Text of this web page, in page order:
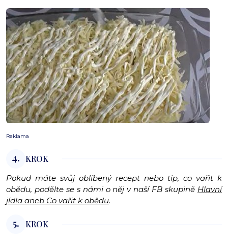
Reklama
4. KROK
Pokud máte svůj oblíbený recept nebo tip, co vařit k
obědu, podělte se s námi o něj v naší FB skupině Hlavní
jídla aneb Co vařit k obědu.
5. KROK